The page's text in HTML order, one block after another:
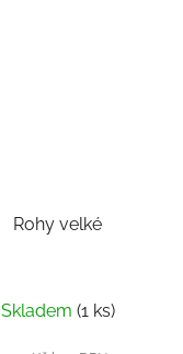
Rohy velké
Skladem (1 ks)